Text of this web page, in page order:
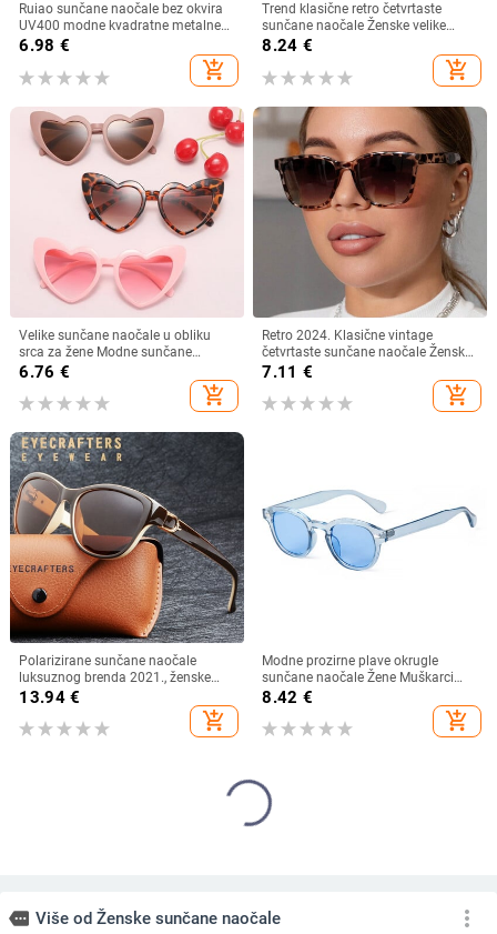
Ruiao sunčane naočale bez okvira
UV400 modne kvadratne metalne
naočale za muškarce žene
dizajnerske muške marke sunčane
naočale za van
6.98 €
add_shopping_cart
Trend klasične retro četvrtaste
sunčane naočale Ženske velike
sunčane naočale Ženske/muške
retro sunčane naočale Lentes De
Sol Mujer
8.24 €
add_shopping_cart
Velike sunčane naočale u obliku
srca za žene Modne sunčane
naočale s ljubavnim srcem UV400
6.76 €
add_shopping_cart
Retro 2024. Klasične vintage
četvrtaste sunčane naočale Ženske
velike sunčane naočale Ženske
muške Retro Leopard Luksuzne
sunčane naočale UV400
7.11 €
add_shopping_cart
Polarizirane sunčane naočale
luksuznog brenda 2021., ženske
ženske elegantne sunčane naočale
za žene Ženske naočale za vožnju
Oculos De Sol
13.94€
add_shopping_cart
Modne prozirne plave okrugle
sunčane naočale Žene Muškarci
2024 Retro kornjačaste male
četvrtaste sunčane naočale UV400
Lunettes De Soleil
8.42 €
add_shopping_cart